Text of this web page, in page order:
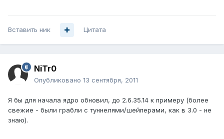
Вставить ник Цитата
NiTr0
Опубликовано 13 сентября, 2011
Я бы для начала ядро обновил, до 2.6.35.14 к примеру (более
свежие - были грабли с туннелями/шейперами, как в 3.0 - не
знаю).